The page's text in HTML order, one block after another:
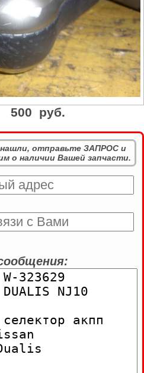
500 руб.
отправьте ЗАПРОС и
о наличии Вашей запчасти.